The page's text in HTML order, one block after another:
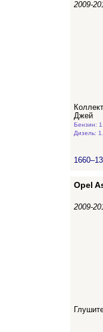
2009-
Джей
Бензин:
Дизель:
Opel
2009-